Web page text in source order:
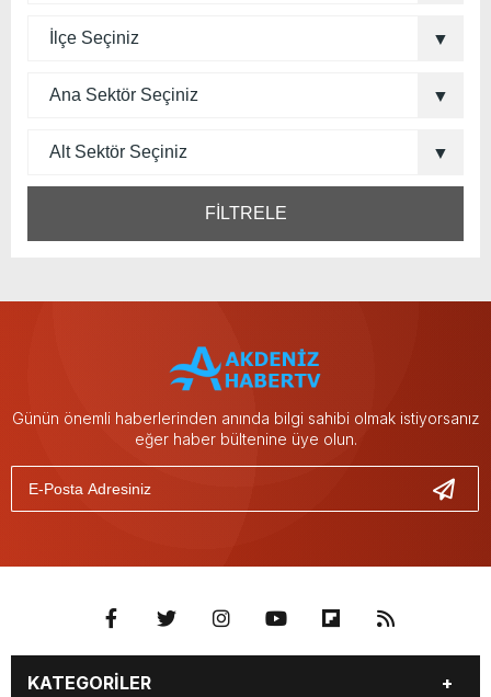
FİLTRELE
Günün önemli haberlerinden anında bilgi sahibi olmak istiyorsanız
eğer haber bültenine üye olun.
KATEGORİLER